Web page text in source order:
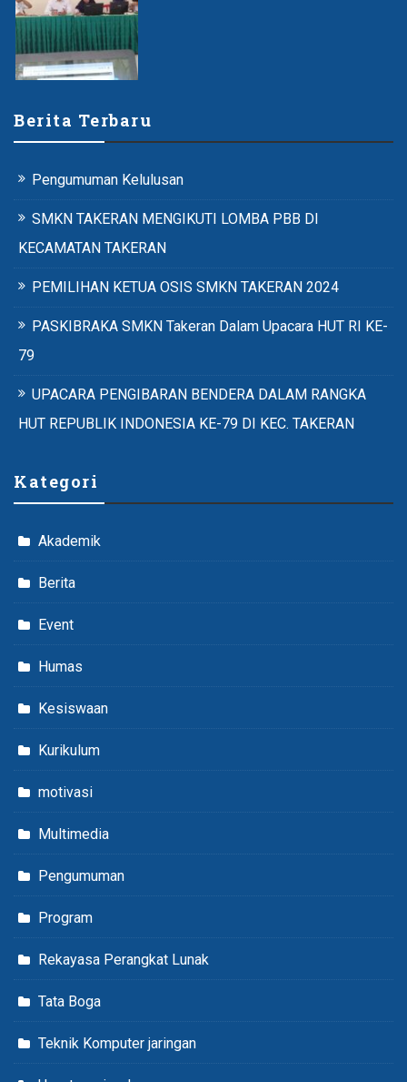
Berita Terbaru
Pengumuman Kelulusan
SMKN TAKERAN MENGIKUTI LOMBA PBB DI
KECAMATAN TAKERAN
PEMILIHAN KETUA OSIS SMKN TAKERAN 2024
PASKIBRAKA SMKN Takeran Dalam Upacara HUT RI KE-
79
UPACARA PENGIBARAN BENDERA DALAM RANGKA
HUT REPUBLIK INDONESIA KE-79 DI KEC. TAKERAN
Kategori
Akademik
Berita
Event
Humas
Kesiswaan
Kurikulum
motivasi
Multimedia
Pengumuman
Program
Rekayasa Perangkat Lunak
Tata Boga
Teknik Komputer jaringan